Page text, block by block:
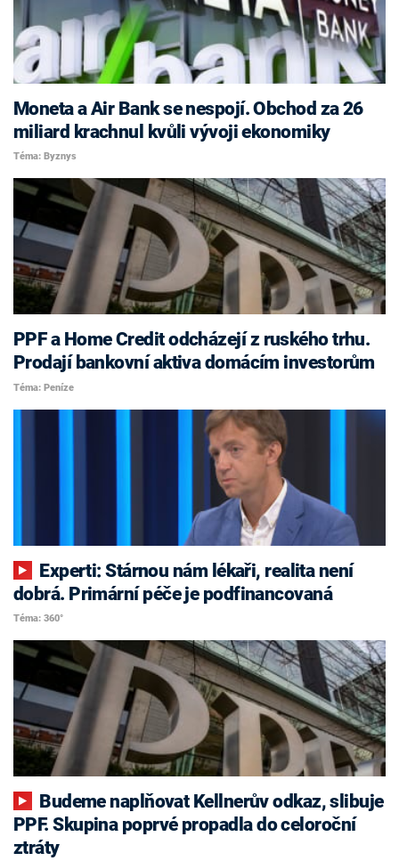
Moneta a Air Bank se nespojí. Obchod za 26
miliard krachnul kvůli vývoji ekonomiky
Téma: Byznys
PPF a Home Credit odcházejí z ruského trhu.
Prodají bankovní aktiva domácím investorům
Téma: Peníze
dobrá. Primární péče je podfinancovaná
Téma: 360°
PPF. Skupina poprvé propadla do celoroční
ztráty